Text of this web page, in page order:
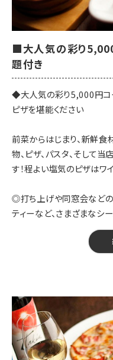
■大人気の彩り
題付き
◆大人気の彩り5,000円コ
ピザを堪能ください
前菜からはじまり、新鮮食
物、ピザ、パスタ、そして
す！程よい塩気のピザはワ
◎打ち上げや同窓会など
ティーなど、さまざまなシ
【料金】5,000円（税込）
【飲み放題】有
【コース内容】
◎前菜3種類盛り